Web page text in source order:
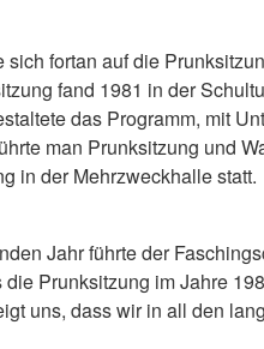
fortan auf die
fand 1981 in der
das Programm, mit
man Prunksitzung und
in der Mehrzweckhalle statt.
Jahr führte der
Prunksitzung im Jahre
uns, dass wir in all den